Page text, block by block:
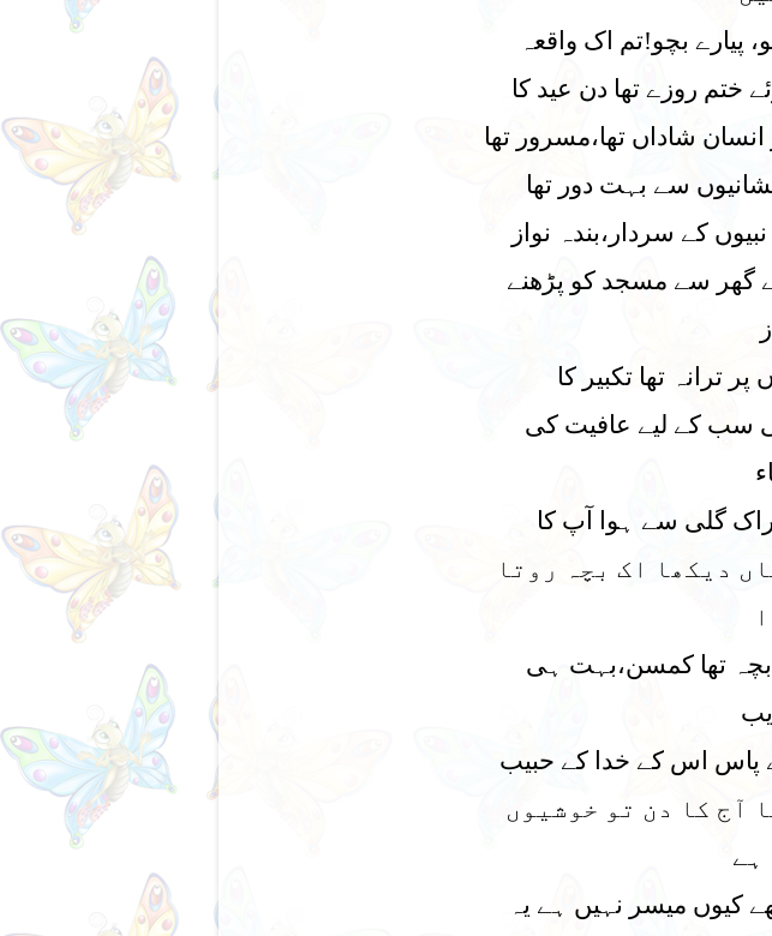
پیارے بچو!تم اک واقعہ
ختم روزے تھا دن عید کا
انسان شاداں تھا،مسرور تھا
سے بہت دور تھا
کے سردار،بندہ نواز
گھر سے مسجد کو پڑھنے
پر ترانہ تھا تکبیر کا
سب کے لیے عافیت کی
گلی سے ہوا آپ کا
دیکھا اک بچہ روتا
بچہ تھا کمسن،بہت ہی
پاس اس کے خدا کے حبیب
آج کا دن تو خوشیوں
ہے
کیوں میسر نہیں ہے یہ